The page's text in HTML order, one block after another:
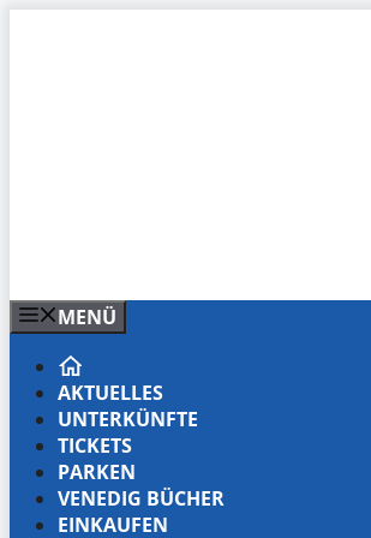
MENÜ
AKTUELLES
UNTERKÜNFTE
TICKETS
PARKEN
VENEDIG BÜCHER
EINKAUFEN